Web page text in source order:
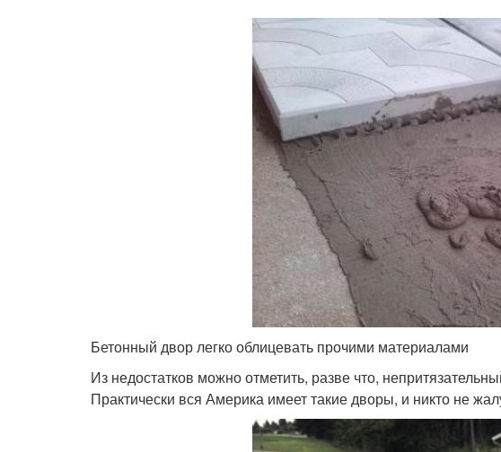
Бетонный двор легко облицевать прочими материалами
Из недостатков можно отметить, разве что,
Практически вся Америка имеет такие дворы, и никто не